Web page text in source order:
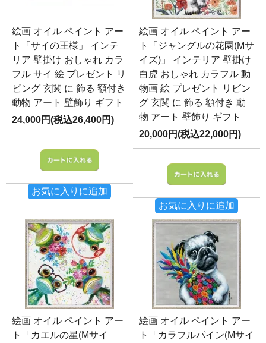
絵画 オイル ペイント アー
ト「サイの王様」 インテ
リア 壁掛け おしゃれ カラ
フル サイ 絵 プレゼント リ
ビング 玄関 に 飾る 額付き
動物 アート 壁飾り ギフト
24,000円(税込26,400円)
お気に入りに追加
絵画 オイル ペイント アー
ト「ジャングルの花園(Mサ
イズ)」 インテリア 壁掛け
白虎 おしゃれ カラフル 動
物画 絵 プレゼント リビン
グ 玄関 に 飾る 額付き 動
物 アート 壁飾り ギフト
20,000円(税込22,000円)
お気に入りに追加
絵画 オイル ペイント アー
ト「カエルの星(Mサイ
絵画 オイル ペイント アー
ト「カラフルパイン(Mサイ